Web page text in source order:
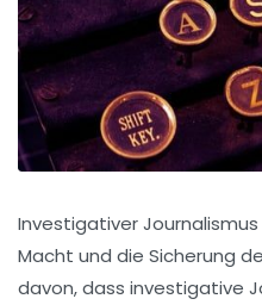
Investigativer
Macht und die Sicherung
davon, dass investigative